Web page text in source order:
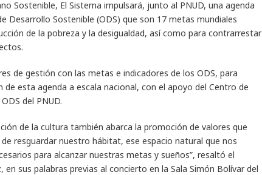
Sostenible, El Sistema impulsará, junto al PNUD, una agenda
Desarrollo Sostenible (ODS) que son 17 metas mundiales
de la pobreza y la desigualdad, así como para contrarrestar
de gestión con las metas e indicadores de los ODS, para
esta agenda a escala nacional, con el apoyo del Centro de
del PNUD.
de la cultura también abarca la promoción de valores que
resguardar nuestro hábitat, ese espacio natural que nos
para alcanzar nuestras metas y sueños”, resaltó el
sus palabras previas al concierto en la Sala Simón Bolívar del